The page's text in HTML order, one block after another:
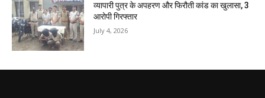
व्यापारी पुत्र के अपहरण और फिरौती कांड का खुलासा, 3
आरोपी गिरफ्तार
July 4, 2026